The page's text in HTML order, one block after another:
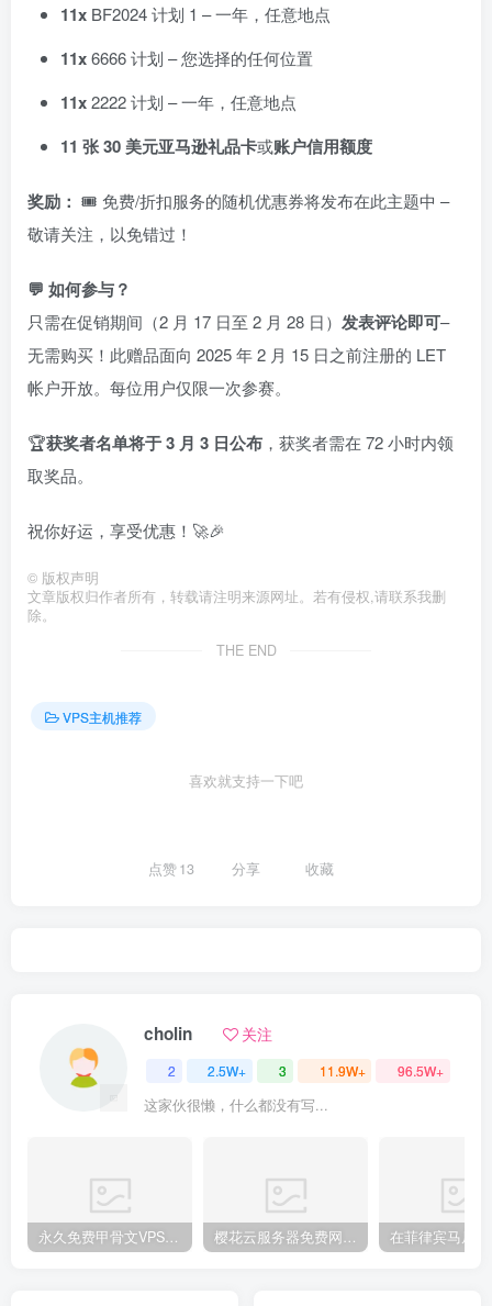
11x BF2024 计划 1 – 一年，任意地点
11x6666 计划 – 您选择的任何位置
11x2222 计划 – 一年，任意地点
11 张 30 美元亚马逊礼品卡或账户信用额度
奖励： 🎟️ 免费/折扣服务的随机优惠券将发布在此主题中 –
敬请关注，以免错过！
💬 如何参与？
只需在促销期间（2 月 17 日至 2 月 28 日） 发表评论即可–
无需购买！此赠品面向 2025 年 2 月 15 日之前注册的 LET
帐户开放。每位用户仅限一次参赛。
🏆获奖者名单将于 3 月 3 日公布 ，获奖者需在 72 小时内领
取奖品。
祝你好运，享受优惠！🚀🎉
© 版权声明
文章版权归作者所有，转载请注明来源网址。若有侵权,请联系我删
除。
THE END
VPS主机推荐
喜欢就支持一下吧
点赞13 分享 收藏
cholin 关注
2 2.5W+ 3 11.9W+ 96.5W+
这家伙很懒，什么都没有写...
永久免费甲骨文VPS云主机,Always free,500Mpbs带宽,长期免费云主机 樱花云服务器免费网站黄页(樱花官网首页入口)